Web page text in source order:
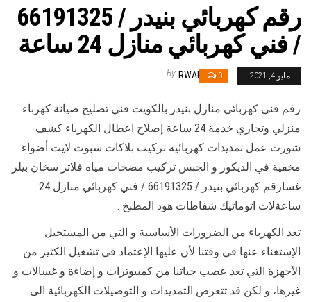
رقم كهربائي بنيدر / 66191325
/ فني كهربائي منازل 24 ساعة
مايو 4, 2021 0
By RWAN
رقم فني كهربائي منازل بنيدر بالكويت فني تصليح صيانة كهرباء
منزلي وتجاري خدمة 24 ساعة إصلاح اعطال الكهرباء كشف
شورت عمل تمديدات كهربائية تركيب بلاكات سبوت لايت أضواء
مخفية في الديكور و الجبس تركيب مضخات مياه فلاتر سخان بيلر
غسارقم كهربائي بنيدر / 66191325 / فني كهربائي منازل 24
ساعةلات اتوماتيك شفاطات هود المطبخ .
تعد الكهرباء من الضرورات الأساسية و التي من المستحيل
الإستغناء عنها في وقتنا لأن عليها الإعتماد في تشغيل الكثير من
الأجهزة التي تعد عصب حياتنا من كمبيوترات و إضاءة و غسالات و
غيرها، و لكن قد تتعرض التمديدات و التوصيلات الكهربائية الى